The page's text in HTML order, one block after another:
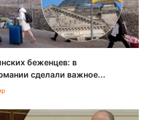
беженцев: в
сделали важное...